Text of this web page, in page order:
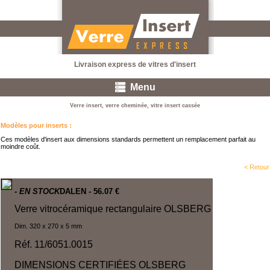
Livraison express de vitres d'insert
Menu
Verre insert, verre cheminée, vitre insert cassée
Modèles pour inserts :
Ces modèles d'insert aux dimensions standards permettent un remplacement parfait au
moindre coût.
< Retour
DALEN
- EN STOCK - 56.07 €
Verre vitrocéramique rectangulaire OLSBERG
Dim. 320 x 270 x 5 mm
Réf. 11/6051.0015
DIMENSIONS CERTIFIÉES OLSBERG